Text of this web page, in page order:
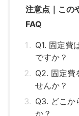
注意点｜この
FAQ
Q1. 固定費
ですか？
Q2. 固定費
せんか？
Q3. どこか
か？